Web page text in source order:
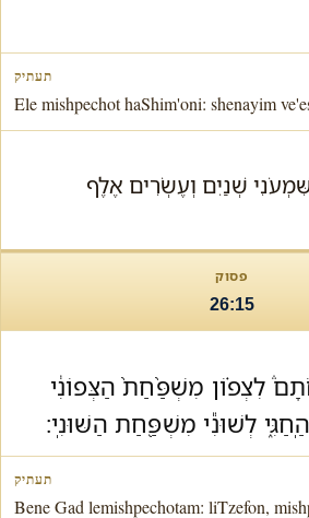
Ele mishpechot haShim'oni: shenayim
שְׁנַיִם וְעֶשְׂרִים אֶלֶף
26:15
לִצְפ֗וֹן מִשְׁפַּ֨חַת֙ הַצְּפוֹנִ֔י
לְשׁוּנִ֕י מִשְׁפַּ֖חַת הַשּׁוּנִֽי׃
Bene Gad lemishpechotam: liTzefon,